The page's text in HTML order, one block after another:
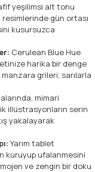
yeşilimsi alt tonu
resimlerinde gün ortası
kusursuzca
Cerulean Blue Hue
harika bir denge
manzara grileri, sarılarla
mimari
illüstrasyonların serin
yakalayarak
Yarım tablet
kuruyup ufalanmesini
ve zengin bir doku